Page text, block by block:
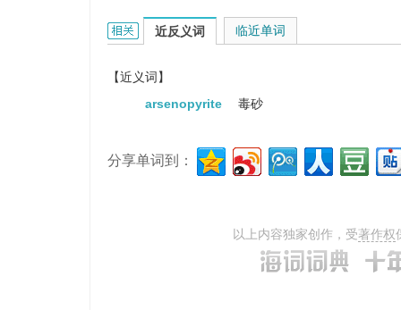
mispickel的相关资料：
近反义词
【近义词】
arsenopyrite
毒砂
临近单词
分享单词到：
以上内容独家创作，受著作权